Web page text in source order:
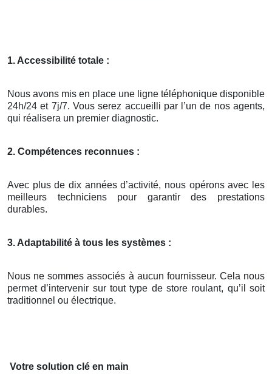
1. Accessibilité totale :
Nous avons mis en place une ligne téléphonique disponible
24h/24 et 7j/7. Vous serez accueilli par l’un de nos agents,
qui réalisera un premier diagnostic.
2. Compétences reconnues :
Avec plus de dix années d’activité, nous opérons avec les
meilleurs techniciens pour garantir des prestations
durables.
3. Adaptabilité à tous les systèmes :
Nous ne sommes associés à aucun fournisseur. Cela nous
permet d’intervenir sur tout type de store roulant, qu’il soit
traditionnel ou électrique.
Votre solution clé en main